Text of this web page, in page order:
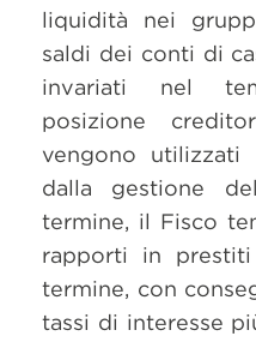
liquidità nei
saldi dei conti di
invariati nel
posizione
vengono utilizzati
dalla gestione
termine, il Fisco
rapporti in
termine, con
tassi di interesse